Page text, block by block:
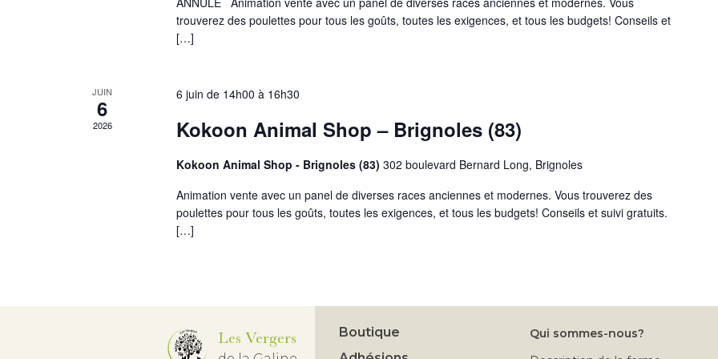
trouverez des poulettes pour tous les goûts, toutes les exigences, et tous les budgets! Conseils et
[…]
JUIN
6
2026
6 juin de 14h00 à 16h30
Kokoon Animal Shop – Brignoles (83)
Kokoon Animal Shop - Brignoles (83) 302 boulevard Bernard Long, Brignoles
Animation vente avec un panel de diverses races anciennes et modernes. Vous trouverez des
poulettes pour tous les goûts, toutes les exigences, et tous les budgets! Conseils et suivi gratuits.
[…]
Les Vergers
Boutique
Qui sommes-nous?